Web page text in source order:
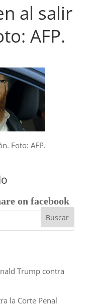
al salir
AFP.
Foto: AFP.
Trump contra
la Corte Penal